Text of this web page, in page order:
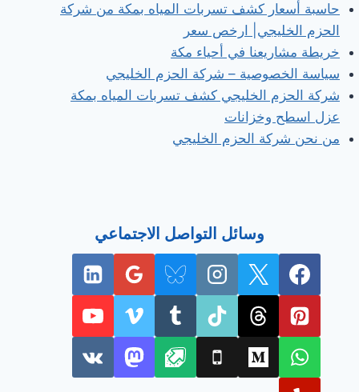
حاسبة أسعار كشف تسربات المياه بمكة من شركة
الحزم الخليجي| ارخص سعر
خريطة مشاريعنا في أحياء مكة
سياسة الخصوصية – شركة الحزم الخليجي
شركة الحزم الخليجي كشف تسربات المياه بمكة
عزل اسطح وخزانات
من نحن شركة الحزم الخليجي
وسائل التواصل الاجتماعي